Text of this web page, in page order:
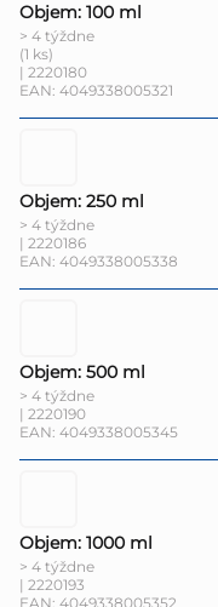
Objem: 100 ml
> 4 týždne
(1 ks)
| 2220180
EAN: 4049338005321
Objem: 250 ml
> 4 týždne
| 2220186
EAN: 4049338005338
Objem: 500 ml
> 4 týždne
| 2220190
EAN: 4049338005345
Objem: 1000 ml
> 4 týždne
| 2220193
EAN: 4049338005352